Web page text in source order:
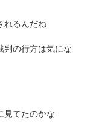
れるんだね
判の行方は気にな
見てたのかな